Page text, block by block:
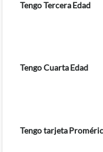
Tengo Tercera Edad
Tengo Cuarta Edad
Tengo tarjeta